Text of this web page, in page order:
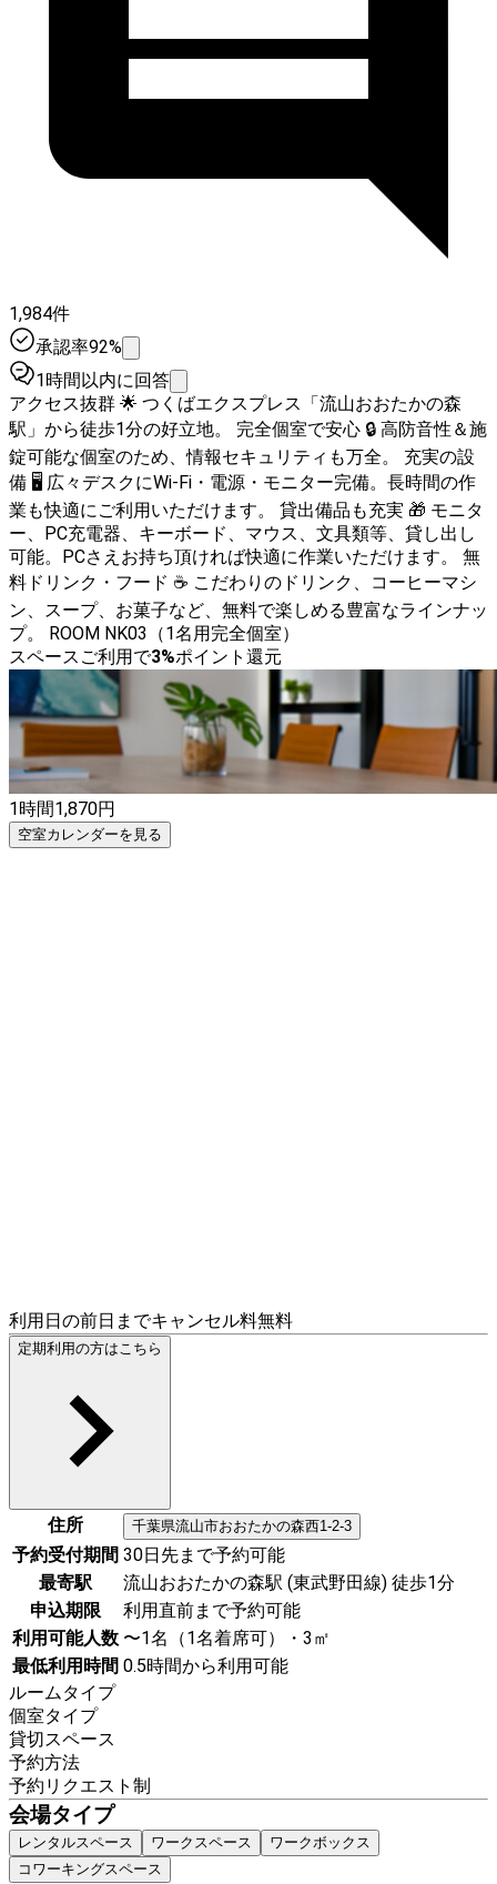
1,984件
承認率92%
1時間以内に回答
アクセス抜群 🌟 つくばエクスプレス「流山おおたかの森
駅」から徒歩1分の好立地。 完全個室で安心 🔒 高防音性＆施
錠可能な個室のため、情報セキュリティも万全。 充実の設
備 🖥️ 広々デスクにWi-Fi・電源・モニター完備。長時間の作
業も快適にご利用いただけます。 貸出備品も充実 🎁 モニタ
ー、PC充電器、キーボード、マウス、文具類等、貸し出し
可能。PCさえお持ち頂ければ快適に作業いただけます。 無
料ドリンク・フード ☕ こだわりのドリンク、コーヒーマシ
ン、スープ、お菓子など、無料で楽しめる豊富なラインナッ
プ。 ROOM NK03（1名用完全個室）
スペースご利用で3%ポイント還元
1時間1,870円
空室カレンダーを見る
利用日の前日までキャンセル料無料
定期利用の方はこちら
住所 千葉県流山市おおたかの森西1-2-3
予約受付期間 30日先まで予約可能
最寄駅
流山おおたかの森駅 (東武野田線) 徒歩1分
申込期限
利用直前まで予約可能
利用可能人数 〜1名（1名着席可）・3㎡
最低利用時間 0.5時間から利用可能
ルームタイプ
個室タイプ
貸切スペース
予約方法
予約リクエスト制
会場タイプ
レンタルスペース ワークスペース
ワークボックス
コワーキングスペース